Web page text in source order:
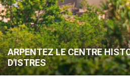
ARPENTEZ LE CENTRE
D'ISTRES